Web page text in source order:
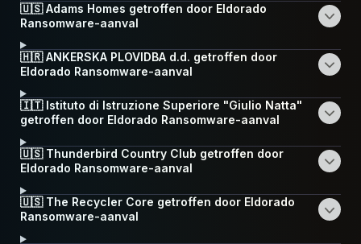
🇺🇸 Adams Homes getroffen door Eldorado
Ransomware-aanval
🇭🇷 ANKERSKA PLOVIDBA d.d. getroffen door
Eldorado Ransomware-aanval
🇮🇹 Istituto di Istruzione Superiore "Giulio Natta"
getroffen door Eldorado Ransomware-aanval
🇺🇸 Thunderbird Country Club getroffen door
Eldorado Ransomware-aanval
🇺🇸 The Recycler Core getroffen door Eldorado
Ransomware-aanval